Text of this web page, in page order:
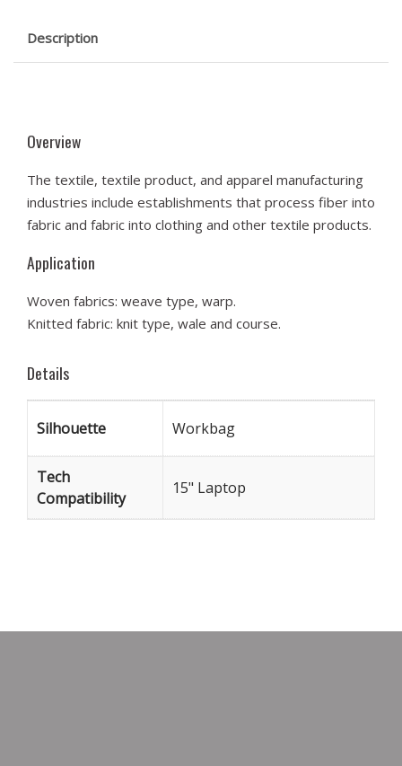
Description
Overview
The tex­tile, tex­tile prod­uct, and appar­el man­u­fac­tur­ing
indus­tries include estab­lish­ments that process fiber into
fab­ric and fab­ric into cloth­ing and oth­er tex­tile products.
Application
Woven fab­rics: weave type, warp.
Knit­ted fab­ric: knit type, wale and course.
Details
Silhouette Workbag
Tech
Compatibility
15" Laptop